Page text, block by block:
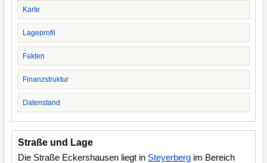
Karte
Lageprofil
Fakten
Finanzstruktur
Datenstand
Straße und Lage
Die Straße Eckershausen liegt in Steyerberg im Bereich